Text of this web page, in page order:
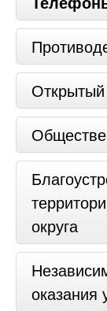
округа
оказания